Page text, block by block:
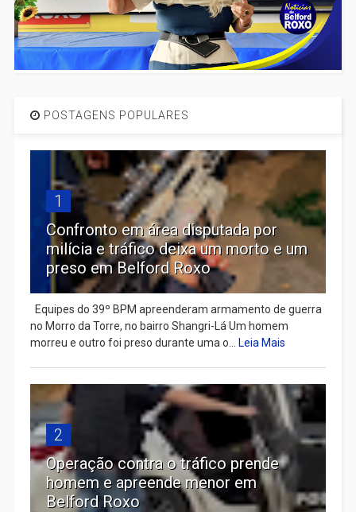
POSTAGENS POPULARES
1
Confronto em área disputada por
milícia e tráfico deixa um morto e um
preso em Belford Roxo
Equipes do 39º BPM apreenderam armamento de guerra
no Morro da Torre, no bairro Shangri-Lá Um homem
morreu e outro foi preso durante uma o...
Leia Mais
2
Operação contra o tráfico prende
homem e apreende menor em
Belford Roxo